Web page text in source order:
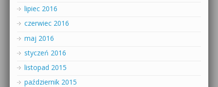
lipiec 2016
czerwiec 2016
maj 2016
styczeń 2016
listopad 2015
październik 2015